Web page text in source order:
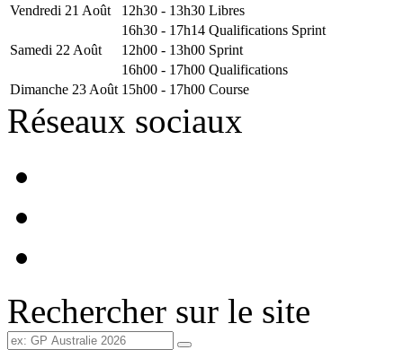
Vendredi 21 Août 12h30 - 13h30 Libres
16h30 - 17h14 Qualifications Sprint
Samedi 22 Août
12h00 - 13h00 Sprint
16h00 - 17h00 Qualifications
Dimanche 23 Août 15h00 - 17h00 Course
Réseaux sociaux
Rechercher sur le site